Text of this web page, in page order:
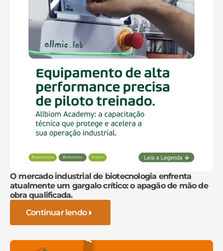
O mercado industrial de biotecnologia enfrenta
atualmente um gargalo crítico: o apagão de mão de
obra qualificada.
Continuar lendo